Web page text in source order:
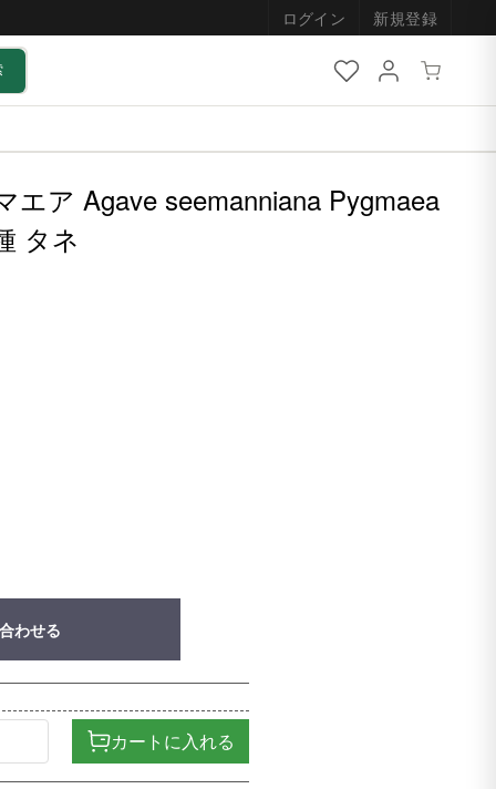
ログイン 新規登録
エア Agave seemanniana Pygmaea
タネ
わせる
カートに入れる